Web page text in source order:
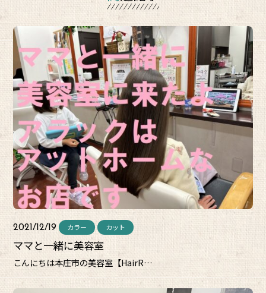
2021/12/19 カラー カット
ママと一緒に美容室
こんにちは本庄市の美容室【HairR…